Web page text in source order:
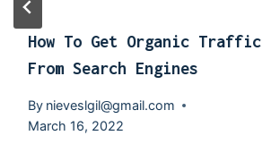
How To Get Organic Traffic
From Search Engines
By nieveslgil@gmail.com
March 16, 2022